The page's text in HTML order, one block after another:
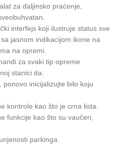
za daljinsko praćenje,
interfejs koji ilustruje status sve
jasnom indikacijom ikone na
na opremi.
za svaki tip opreme
stanici da:
inicijalizujte bilo koju
kontrole kao što je crna lista.
funkcije kao što su vaučeri,
parkinga.